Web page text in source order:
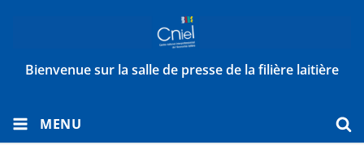
Bienvenue sur la salle de presse de la filière laitière
MENU